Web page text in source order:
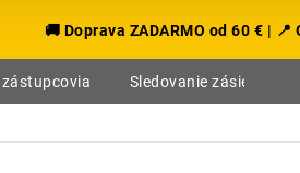
🚚 Doprava ZADARMO od 60 € |
Sledovanie zásielky